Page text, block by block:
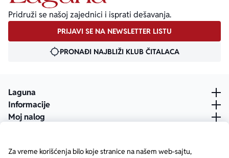
Za vreme korišćenja bilo koje stranice na našem web-sajtu,
Pridruži se našoj zajednici i isprati dešavanja.
PRIJAVI SE NA NEWSLETTER LISTU
PRONAĐI NAJBLIŽI KLUB ČITALACA
Laguna
Informacije
Moj nalog